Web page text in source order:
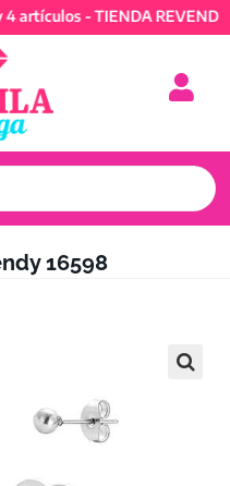
- TIENDA
16598